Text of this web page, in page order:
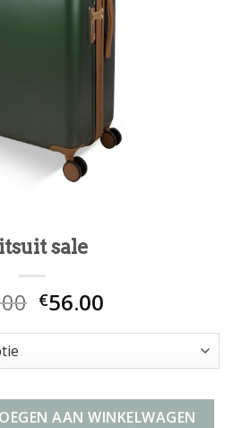
sale
€56.00
AAN WINKELWAGEN